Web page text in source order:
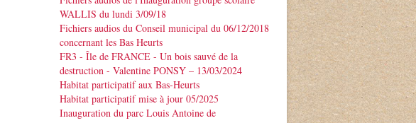
WALLIS du lundi 3/09/18
Fichiers audios du Conseil municipal du 06/12/2018
concernant les Bas Heurts
FR3 - Île de FRANCE - Un bois sauvé de la
destruction - Valentine PONSY – 13/03/2024
Habitat participatif aux Bas-Heurts
Habitat participatif mise à jour 05/2025
Inauguration du parc Louis Antoine de